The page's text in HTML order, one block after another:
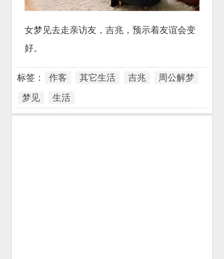
女梦见去走亲访友，吉兆，预示着友谊会变
好。
标签： 作客 其它生活 吉兆
周公解梦
梦见
生活